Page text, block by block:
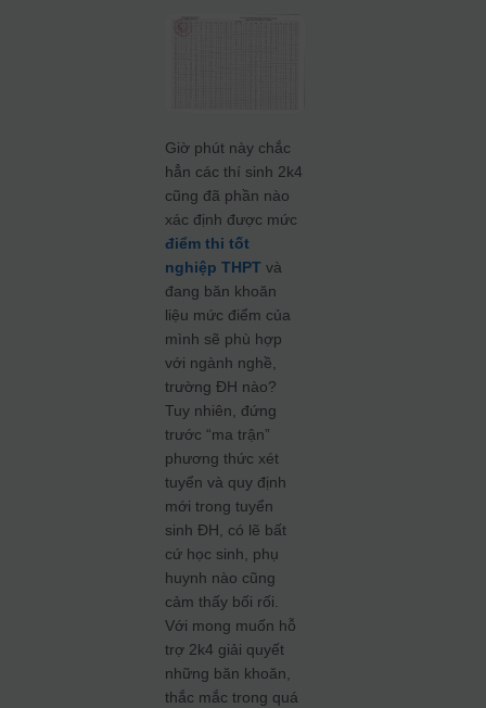
Giờ phút này chắc
hẳn các thí sinh 2k4
cũng đã phần nào
xác định được mức
điểm thi tốt
nghiệp THPT và
đang băn khoăn
liệu mức điểm của
mình sẽ phù hợp
với ngành nghề,
trường ĐH nào?
Tuy nhiên, đứng
trước “ma trận”
phương thức xét
tuyển và quy định
mới trong tuyển
sinh ĐH, có lẽ bất
cứ học sinh, phụ
huynh nào cũng
cảm thấy bối rối.
Với mong muốn hỗ
trợ 2k4 giải quyết
những băn khoăn,
thắc mắc trong quá